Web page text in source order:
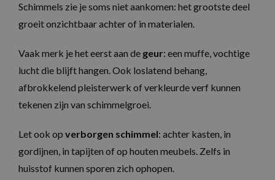
Schimmels zie je soms niet aankomen: het grootste deel
groeit onzichtbaar achter of in materialen.
Vaak merk je het eerst aan de geur: een muffe, vochtige
lucht die blijft hangen. Ook loslatend behang,
afbrokkelend pleisterwerk of verkleurde verf kunnen
tekenen zijn van schimmelgroei.
Let ook op verborgen schimmel: achter kasten, in
gordijnen, in tapijten of op houten meubels. Zelfs in
huisstof kunnen sporen zich ophopen.